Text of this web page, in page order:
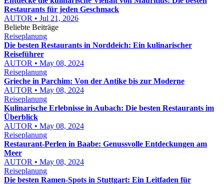
Restaurants für jeden Geschmack
AUTOR • Jul 21, 2026
Beliebte Beiträge
Reiseplanung
Die besten Restaurants in Norddeich: Ein kulinarischer
Reiseführer
AUTOR • May 08, 2024
Reiseplanung
Grieche in Parchim: Von der Antike bis zur Moderne
AUTOR • May 08, 2024
Reiseplanung
Kulinarische Erlebnisse in Aubach: Die besten Restaurants im
Überblick
AUTOR • May 08, 2024
Reiseplanung
Restaurant-Perlen in Baabe: Genussvolle Entdeckungen am
Meer
AUTOR • May 08, 2024
Reiseplanung
Die besten Ramen-Spots in Stuttgart: Ein Leitfaden für